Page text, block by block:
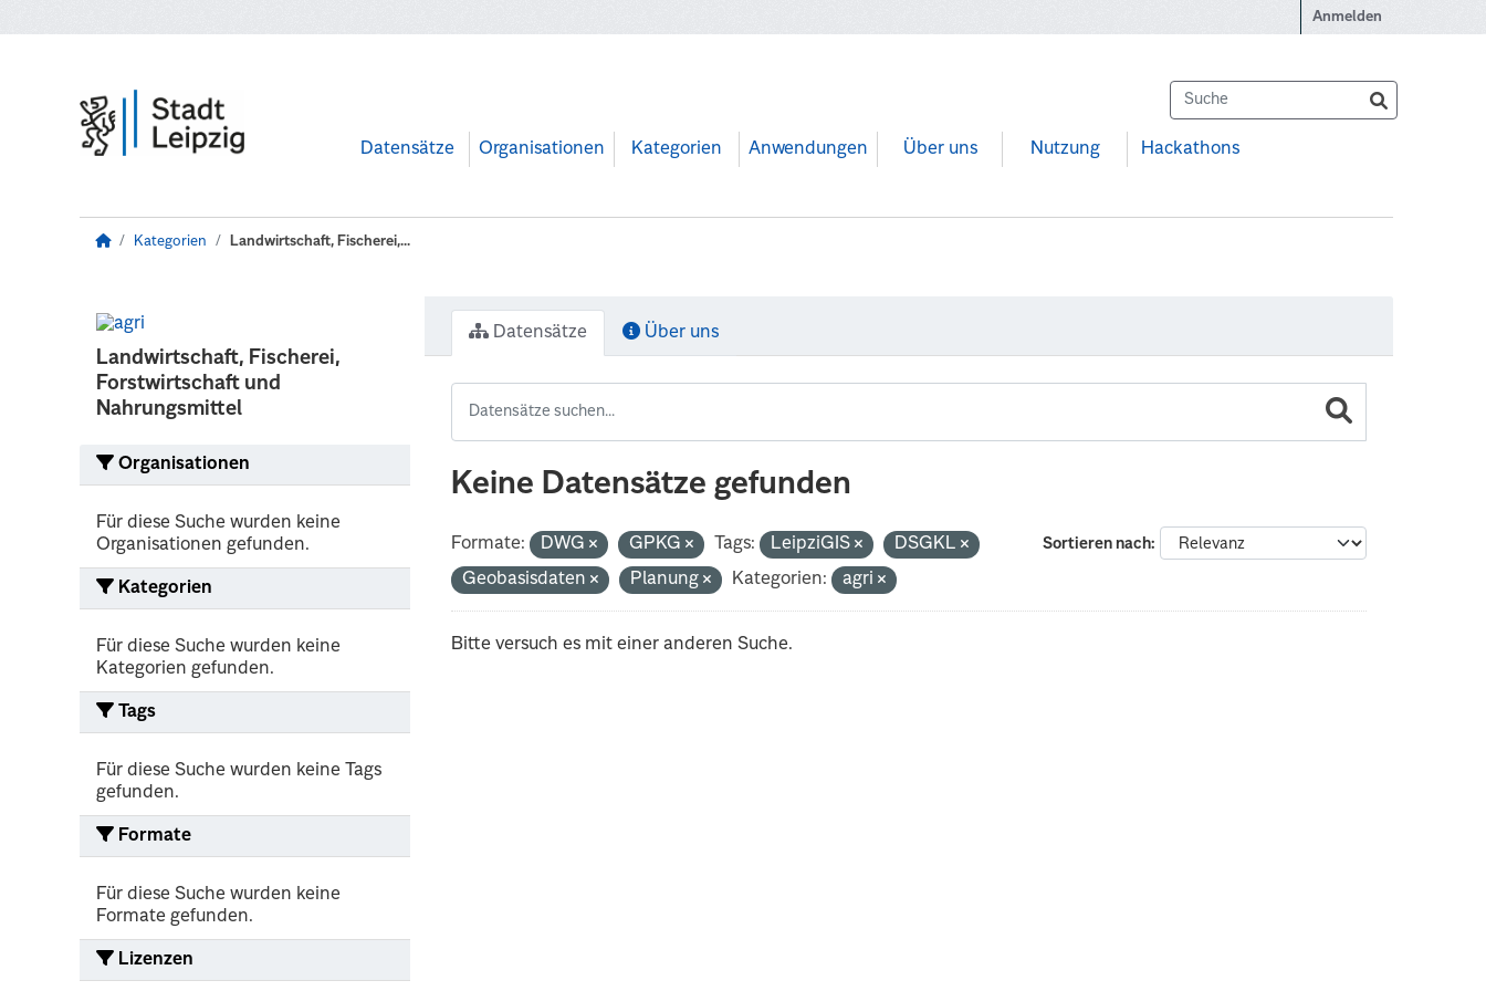
Anmelden
Datensätze Organisationen Kategorien Anwendungen Über uns Nutzung Hackathons
Kategorien Landwirtschaft, Fischerei,...
Landwirtschaft, Fischerei,
Forstwirtschaft und
Nahrungsmittel
Organisationen
Für diese Suche wurden keine
Organisationen gefunden.
Kategorien
Für diese Suche wurden keine
Kategorien gefunden.
Tags
Für diese Suche wurden keine Tags
gefunden.
Formate
Für diese Suche wurden keine
Formate gefunden.
Lizenzen
Datensätze Über uns
Keine Datensätze gefunden
Sortieren nach
Formate: DWG GPKG Tags: LeipziGIS
DSGKL
Geobasisdaten
Planung Kategorien: agri
Bitte versuch es mit einer anderen Suche.